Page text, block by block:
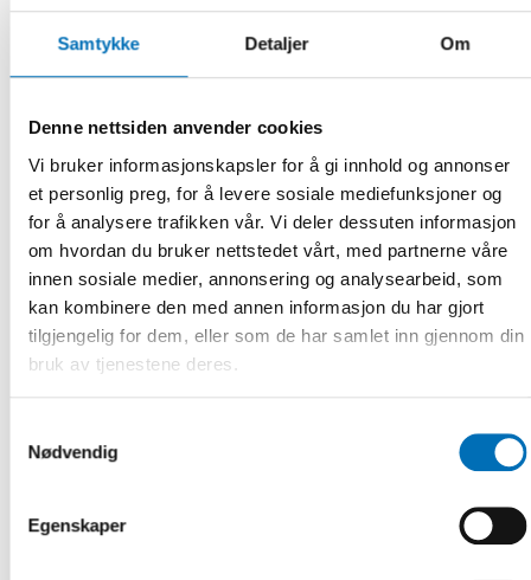
Samtykke Detaljer Om
Denne nettsiden anvender cookies
Vi bruker informasjonskapsler for å gi innhold og annonser
et personlig preg, for å levere sosiale mediefunksjoner og
for å analysere trafikken vår. Vi deler dessuten informasjon
om hvordan du bruker nettstedet vårt, med partnerne våre
innen sosiale medier, annonsering og analysearbeid, som
kan kombinere den med annen informasjon du har gjort
tilgjengelig for dem, eller som de har samlet inn gjennom din
bruk av tjenestene deres.
Nødvendig
Egenskaper
FOLKEHELSE
Policy briefs to increase equality in
health